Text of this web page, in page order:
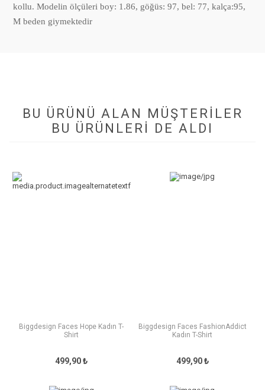
kollu. Modelin ölçüleri boy: 1.86, göğüs: 97, bel: 77, kalça:95,
M beden giymektedir
BU ÜRÜNÜ ALAN MÜŞTERILER
BU ÜRÜNLERI DE ALDI
Biggdesign Faces Hope Kadın T-
Shirt
499,90 ₺
Biggdesign Faces FashionAddict
Kadın T-Shirt
499,90 ₺